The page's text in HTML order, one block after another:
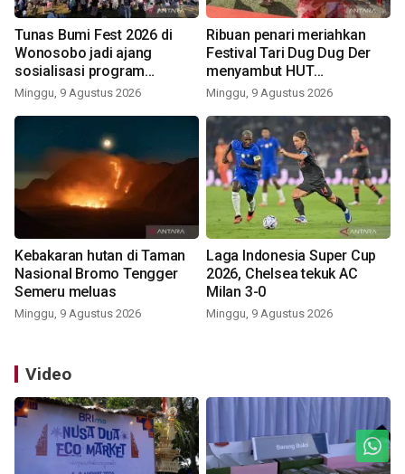
Tunas Bumi Fest 2026 di
Wonosobo jadi ajang
sosialisasi program
pemerintah lewat balon
Minggu, 9 Agustus 2026
Ribuan penari meriahkan
Festival Tari Dug Dug Der
menyambut HUT
Kemerdekaan
Minggu, 9 Agustus 2026
Kebakaran hutan di Taman
Nasional Bromo Tengger
Semeru meluas
Minggu, 9 Agustus 2026
Laga Indonesia Super Cup
2026, Chelsea tekuk AC
Milan 3-0
Minggu, 9 Agustus 2026
Video